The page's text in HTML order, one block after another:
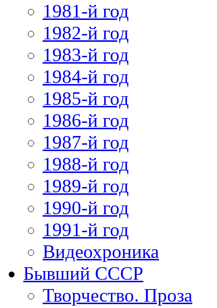
1981-й год
1982-й год
1983-й год
1984-й год
1985-й год
1986-й год
1987-й год
1988-й год
1989-й год
1990-й год
1991-й год
Видеохроника
Бывший СССР
Творчество. Проза